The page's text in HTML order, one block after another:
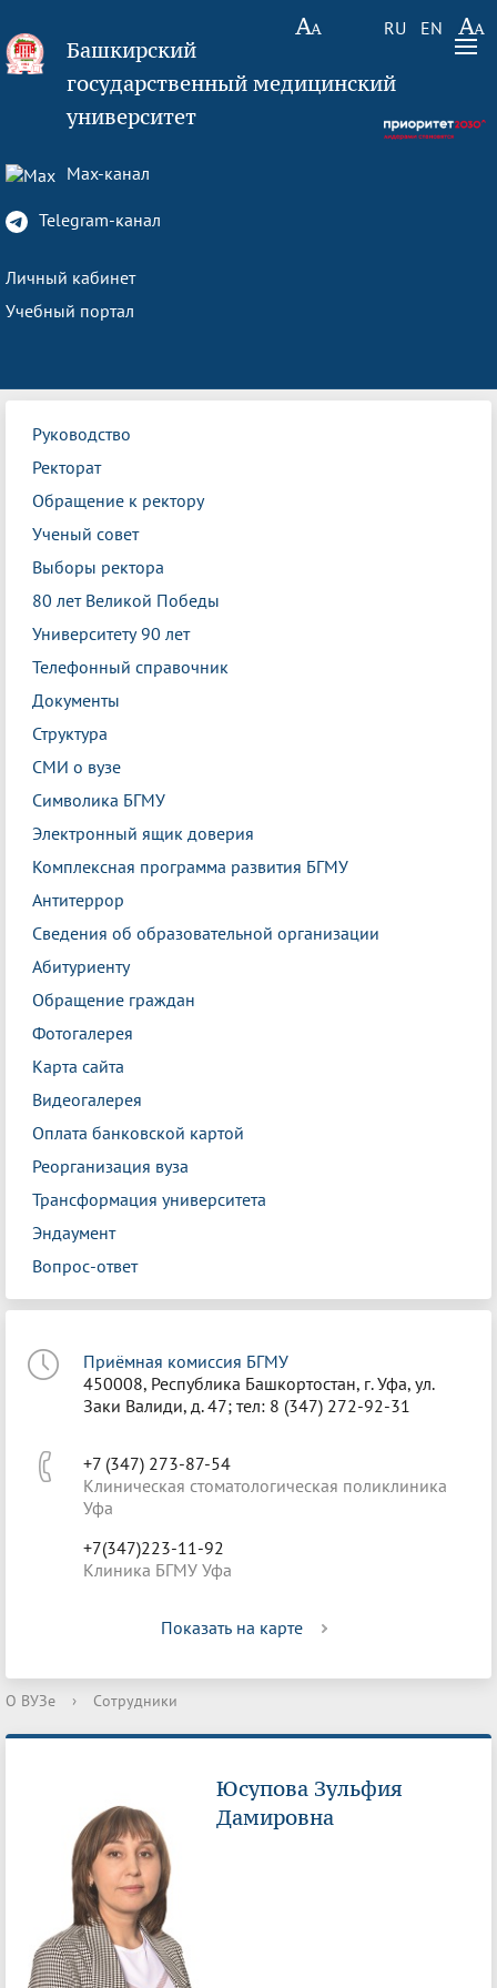
RU EN
Башкирский
государственный медицинский
университет
Max-канал
Telegram-канал
Личный кабинет
Учебный портал
Руководство
Ректорат
Обращение к ректору
Ученый совет
Выборы ректора
80 лет Великой Победы
Университету 90 лет
Телефонный справочник
Документы
Структура
СМИ о вузе
Символика БГМУ
Электронный ящик доверия
Комплексная программа развития БГМУ
Антитеррор
Сведения об образовательной организации
Абитуриенту
Обращение граждан
Фотогалерея
Карта сайта
Видеогалерея
Оплата банковской картой
Реорганизация вуза
Трансформация университета
Эндаумент
Вопрос-ответ
Приёмная комиссия БГМУ
450008, Республика Башкортостан, г. Уфа, ул.
Заки Валиди, д. 47; тел: 8 (347) 272-92-31
+7 (347) 273-87-54
Клиническая стоматологическая поликлиника
Уфа
+7(347)223-11-92
Клиника БГМУ Уфа
Показать на карте
О ВУЗе › Сотрудники
Юсупова Зульфия
Дамировна